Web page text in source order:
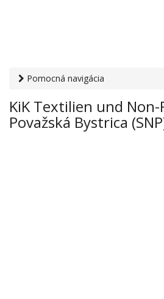
Pomocná navigácia
Textilien und Non-Food GmbH,
KiK Textilien und Non-
Považská Bystrica